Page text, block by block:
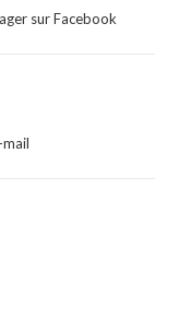
sur Facebook